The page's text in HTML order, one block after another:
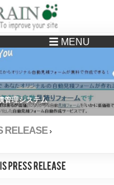
保守をどこに頼んでいいか分か
☰ MENU
管理システム
RELEASE ›